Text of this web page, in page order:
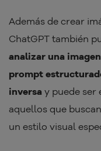
Además de crear
ChatGPT también
analizar una
prompt
inversa y puede ser
aquellos que
un estilo visual